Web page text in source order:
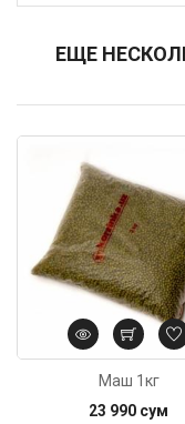
ЕЩЕ
Маш 1кг
23 990 сум